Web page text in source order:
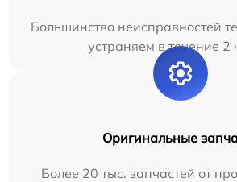
Большинство неисправностей
устраняем в течение 2
Оригинальные
Более 20 тыс. запчастей от